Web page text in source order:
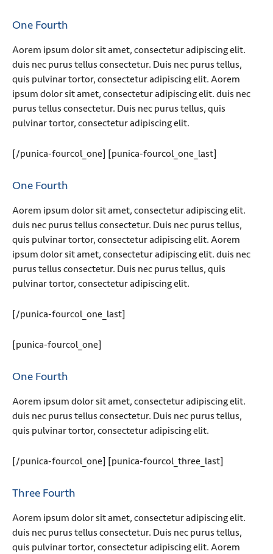
One Fourth
Aorem ipsum dolor sit amet, consectetur adipiscing elit.
duis nec purus tellus consectetur. Duis nec purus tellus,
quis pulvinar tortor, consectetur adipiscing elit. Aorem
ipsum dolor sit amet, consectetur adipiscing elit. duis nec
purus tellus consectetur. Duis nec purus tellus, quis
pulvinar tortor, consectetur adipiscing elit.
[/punica-fourcol_one] [punica-fourcol_one_last]
One Fourth
Aorem ipsum dolor sit amet, consectetur adipiscing elit.
duis nec purus tellus consectetur. Duis nec purus tellus,
quis pulvinar tortor, consectetur adipiscing elit. Aorem
ipsum dolor sit amet, consectetur adipiscing elit. duis nec
purus tellus consectetur. Duis nec purus tellus, quis
pulvinar tortor, consectetur adipiscing elit.
[/punica-fourcol_one_last]
[punica-fourcol_one]
One Fourth
Aorem ipsum dolor sit amet, consectetur adipiscing elit.
duis nec purus tellus consectetur. Duis nec purus tellus,
quis pulvinar tortor, consectetur adipiscing elit.
[/punica-fourcol_one] [punica-fourcol_three_last]
Three Fourth
Aorem ipsum dolor sit amet, consectetur adipiscing elit.
duis nec purus tellus consectetur. Duis nec purus tellus,
quis pulvinar tortor, consectetur adipiscing elit. Aorem